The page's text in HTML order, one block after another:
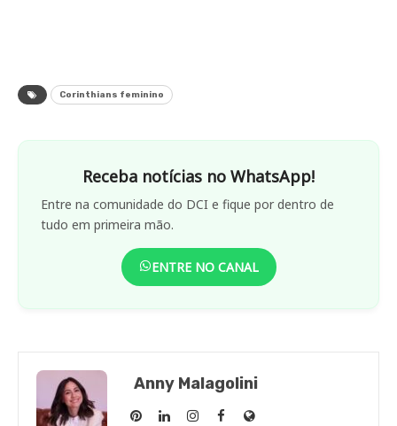
Corinthians feminino
Receba notícias no WhatsApp!
Entre na comunidade do DCI e fique por dentro de
tudo em primeira mão.
ENTRE NO CANAL
Anny Malagolini
AnnyAnnyAnnyAnnySite